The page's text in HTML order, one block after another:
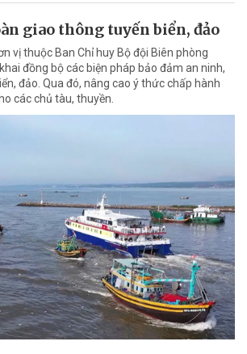
giao thông tuyến biển, đảo
vị thuộc Ban Chỉ huy Bộ đội Biên phòng
đồng bộ các biện pháp bảo đảm an ninh,
đảo. Qua đó, nâng cao ý thức chấp hành
các chủ tàu, thuyền.